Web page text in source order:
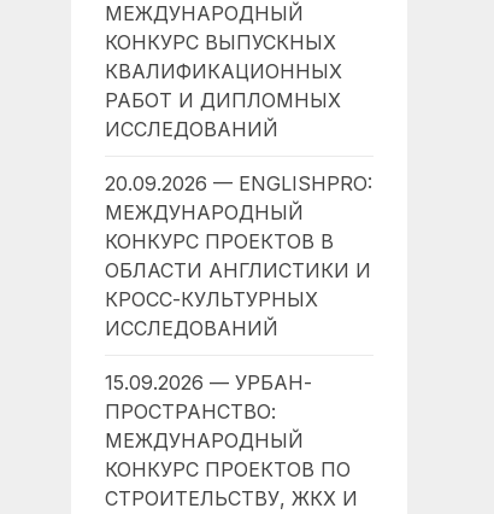
МЕЖДУНАРОДНЫЙ
КОНКУРС ВЫПУСКНЫХ
КВАЛИФИКАЦИОННЫХ
РАБОТ И ДИПЛОМНЫХ
ИССЛЕДОВАНИЙ
20.09.2026 — ENGLISHPRO:
МЕЖДУНАРОДНЫЙ
КОНКУРС ПРОЕКТОВ В
ОБЛАСТИ АНГЛИСТИКИ И
КРОСС-КУЛЬТУРНЫХ
ИССЛЕДОВАНИЙ
15.09.2026 — УРБАН-
ПРОСТРАНСТВО:
МЕЖДУНАРОДНЫЙ
КОНКУРС ПРОЕКТОВ ПО
СТРОИТЕЛЬСТВУ, ЖКХ И